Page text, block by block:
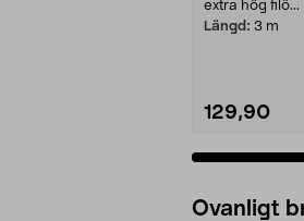
extra hög filö...
Längd: 3 m
129,90
Ovanligt